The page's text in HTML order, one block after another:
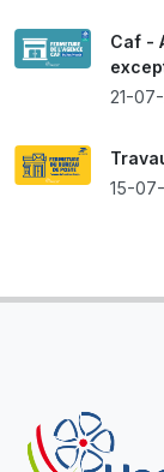
Caf -
21-
15-